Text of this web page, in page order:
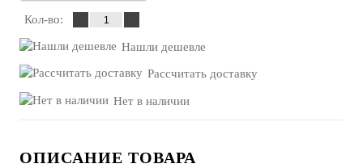
Кол-во:
Нашли дешевле
Рассчитать доставку
Нет в наличии
ОПИСАНИЕ ТОВАРА